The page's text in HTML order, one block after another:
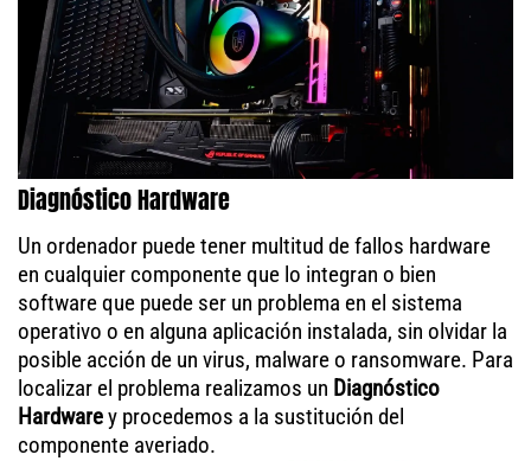
Diagnóstico Hardware
Un ordenador puede tener multitud de fallos hardware
en cualquier componente que lo integran o bien
software que puede ser un problema en el sistema
operativo o en alguna aplicación instalada, sin olvidar la
posible acción de un virus, malware o ransomware. Para
localizar el problema realizamos un Diagnóstico
Hardwarey procedemos a la sustitución del
componente averiado.